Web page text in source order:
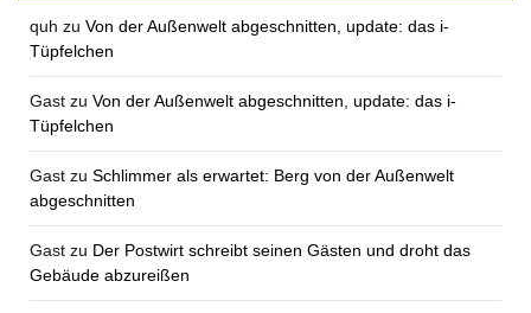
quh zu Von der Außenwelt abgeschnitten, update: das i-
Tüpfelchen
Gast zu Von der Außenwelt abgeschnitten, update: das i-
Tüpfelchen
Gast zu Schlimmer als erwartet: Berg von der Außenwelt
abgeschnitten
Gast zu Der Postwirt schreibt seinen Gästen und droht das
Gebäude abzureißen